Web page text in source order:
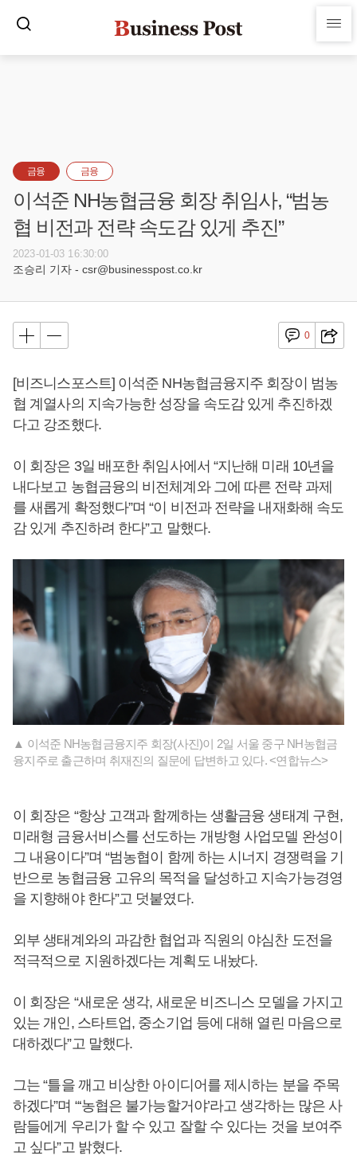
금융 금융
이석준 NH농협금융 회장 취임사, “범농
협 비전과 전략 속도감 있게 추진”
2023-01-03 16:30:00
조승리 기자 - csr@businesspost.co.kr
0
[비즈니스포스트] 이석준 NH농협금융지주 회장이 범농
협 계열사의 지속가능한 성장을 속도감 있게 추진하겠
다고 강조했다.
이 회장은 3일 배포한 취임사에서 “지난해 미래 10년을
내다보고 농협금융의 비전체계와 그에 따른 전략 과제
를 새롭게 확정했다”며 “이 비전과 전략을 내재화해 속도
감 있게 추진하려 한다”고 말했다.
▲ 이석준 NH농협금융지주 회장(사진)이 2일 서울 중구 NH농협금
융지주로 출근하며 취재진의 질문에 답변하고 있다. <연합뉴스>
이 회장은 “항상 고객과 함께하는 생활금융 생태계 구현,
미래형 금융서비스를 선도하는 개방형 사업모델 완성이
그 내용이다”며 “범농협이 함께 하는 시너지 경쟁력을 기
반으로 농협금융 고유의 목적을 달성하고 지속가능경영
을 지향해야 한다”고 덧붙였다.
외부 생태계와의 과감한 협업과 직원의 야심찬 도전을
적극적으로 지원하겠다는 계획도 내놨다.
이 회장은 “새로운 생각, 새로운 비즈니스 모델을 가지고
있는 개인, 스타트업, 중소기업 등에 대해 열린 마음으로
대하겠다”고 말했다.
그는 “틀을 깨고 비상한 아이디어를 제시하는 분을 주목
하겠다”며 “‘농협은 불가능할거야’라고 생각하는 많은 사
람들에게 우리가 할 수 있고 잘할 수 있다는 것을 보여주
고 싶다”고 밝혔다.